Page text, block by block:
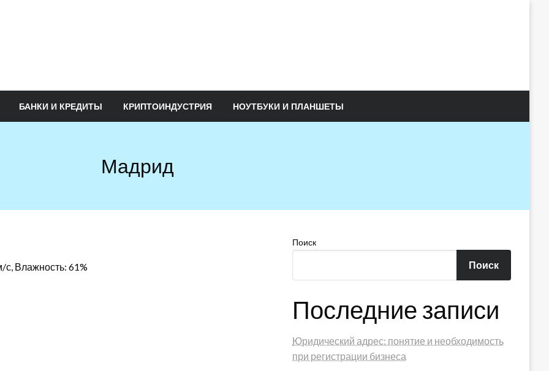
БАНКИ И КРЕДИТЫ КРИПТОИНДУСТРИЯ НОУТБУКИ И ПЛАНШЕТЫ
Мадрид
с, Влажность: 61%
Поиск
Поиск
Последние записи
Юридический адрес: понятие и необходимость
при регистрации бизнеса